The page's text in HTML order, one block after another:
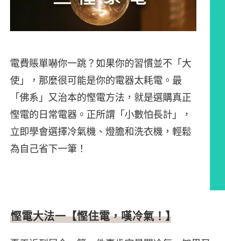
電費賬單嚇你一跳？如果你的習慣並不「大
使」，那麼很可能是你的電器太耗電。最
「佛系」又治本的慳電方法，就是選購真正
慳電的日常電器。正所謂「小數怕長計」，
立即學會選擇冷氣機、燈膽和洗衣機，輕鬆
為自己省下一筆！
慳電大法一【慳住電，嘆冷氣！】